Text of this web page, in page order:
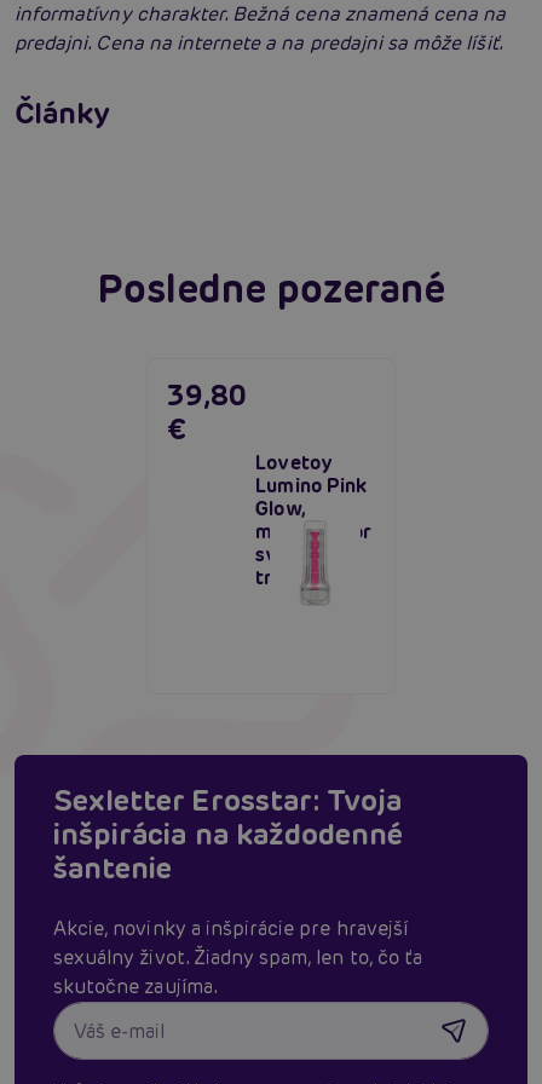
informatívny charakter. Bežná cena znamená cena na
predajni. Cena na internete a na predajni sa môže líšiť.
Články
vedieť o masturbácii
Čítať viacej
Fleshlight Flight Commander: Zavedie ťa na
miesta, kde si ešte nikdy nebol
Posledne pozerané
Lovetoy
Lumino Pink
Glow,
masturbátor
svietiaci v
tme
39,80
€
Sexletter Erosstar: Tvoja
inšpirácia na každodenné
šantenie
Akcie, novinky a inšpirácie pre hravejší
sexuálny život. Žiadny spam, len to, čo ťa
skutočne zaujíma.